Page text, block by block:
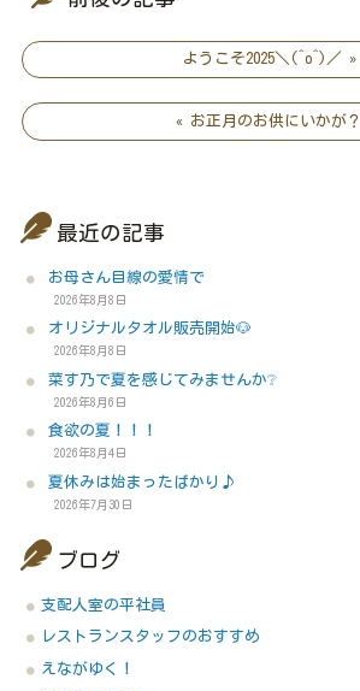
ようこそ2025＼(^o^)／ »
« お正月のお供にいかが？
最近の記事
お母さん目線の愛情で
2026年8月8日
オリジナルタオル販売開始🐶
2026年8月8日
菜す乃で夏を感じてみませんか❔
2026年8月6日
食欲の夏！！！
2026年8月4日
夏休みは始まったばかり♪
2026年7月30日
ブログ
支配人室の平社員
レストランスタッフのおすすめ
えながゆく！